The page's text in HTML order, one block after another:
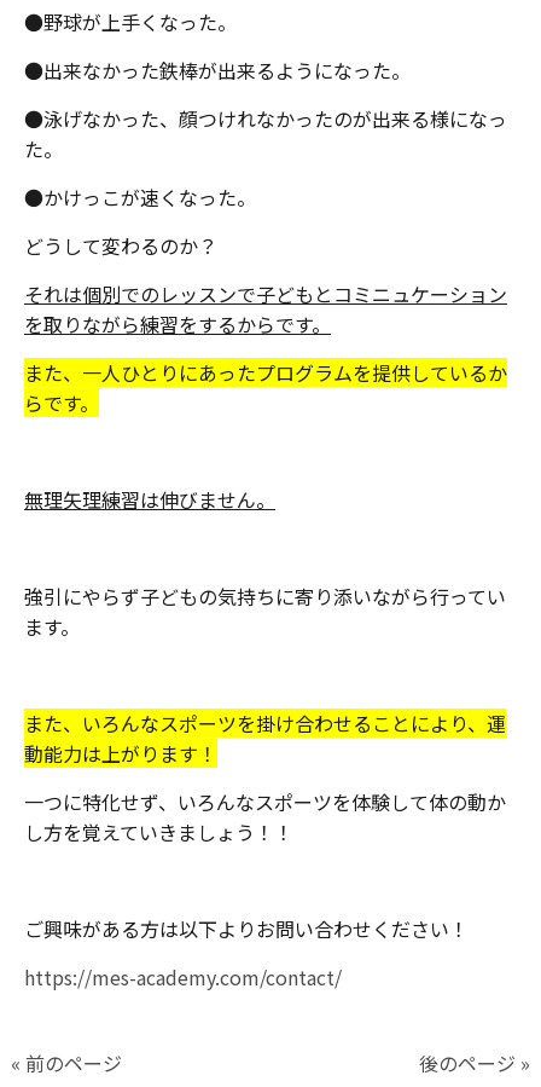
●野球が上手くなった。
●出来なかった鉄棒が出来るようになった。
●泳げなかった、顔つけれなかったのが出来る様になっ
た。
●かけっこが速くなった。
どうして変わるのか？
それは個別でのレッスンで子どもとコミニュケーション
を取りながら練習をするからです。
また、一人ひとりにあったプログラムを提供しているか
らです。
無理矢理練習は伸びません。
強引にやらず子どもの気持ちに寄り添いながら行ってい
ます。
また、いろんなスポーツを掛け合わせることにより、運
動能力は上がります！
一つに特化せず、いろんなスポーツを体験して体の動か
し方を覚えていきましょう！！
ご興味がある方は以下よりお問い合わせください！
https://mes-academy.com/contact/
« 前のページ 後のページ »